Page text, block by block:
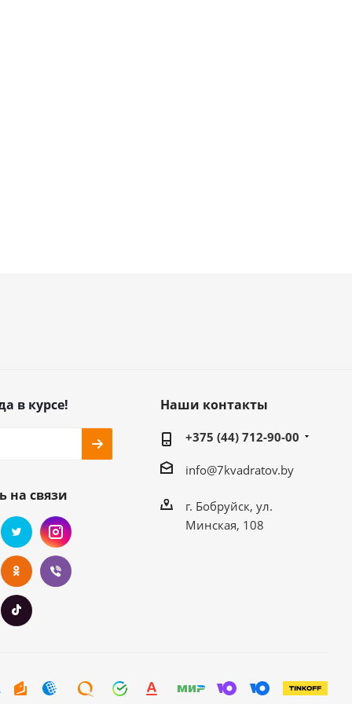
в курсе!
на связи
Наши контакты
+375 (44) 712-90-00
info@7kvadratov.by
г. Бобруйск, ул.
Минская, 108